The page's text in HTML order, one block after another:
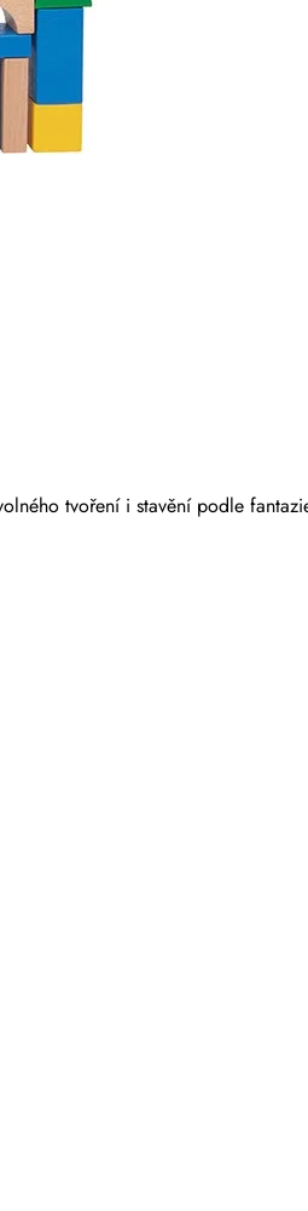
tvoření i stavění podle